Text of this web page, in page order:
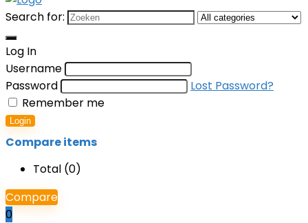
Search for:
Log In
Username
Password
Lost Password?
Remember me
Login
Compare items
Total (0)
Compare
0